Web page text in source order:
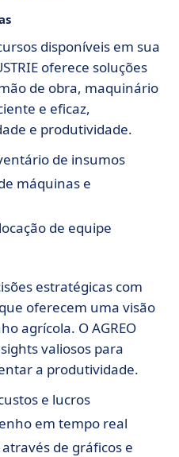
disponíveis em sua
oferece soluções
de obra, maquinário
e eficaz,
e produtividade.
de insumos
máquinas e
de equipe
estratégicas com
oferecem uma visão
agrícola. O AGREO
valiosos para
a produtividade.
e lucros
em tempo real
de gráficos e